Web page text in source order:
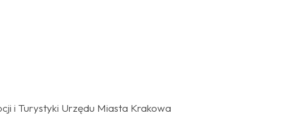
i Turystyki Urzędu Miasta Krakowa